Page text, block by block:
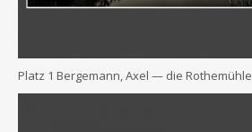
Platz 1 Ber­ge­mann, Axel — die Rothemühle